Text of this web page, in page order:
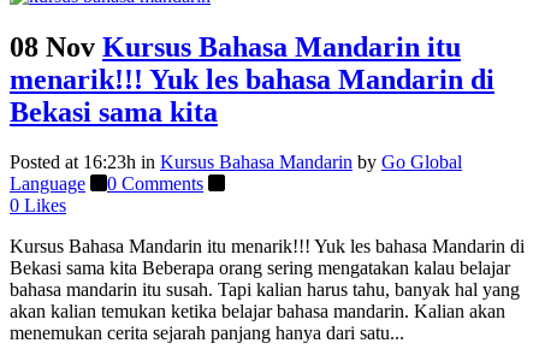
08 Nov Kursus Bahasa Mandarin itu
menarik!!! Yuk les bahasa Mandarin di
Bekasi sama kita
Posted at 16:23h in Kursus Bahasa Mandarin by Go Global
Language
0 Comments
0 Likes
Kursus Bahasa Mandarin itu menarik!!! Yuk les bahasa Mandarin di
Bekasi sama kita Beberapa orang sering mengatakan kalau belajar
bahasa mandarin itu susah. Tapi kalian harus tahu, banyak hal yang
akan kalian temukan ketika belajar bahasa mandarin. Kalian akan
menemukan cerita sejarah panjang hanya dari satu...